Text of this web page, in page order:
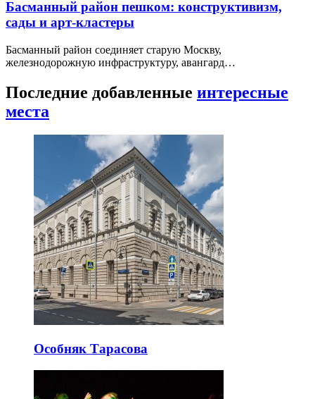
Басманный район пешком: конструктивизм,
сады и арт-кластеры
Басманный район соединяет старую Москву,
железнодорожную инфраструктуру, авангард…
Последние добавленные интересные
места
Особняк Тарасова